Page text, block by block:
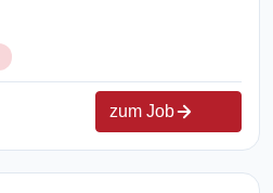
zum Job